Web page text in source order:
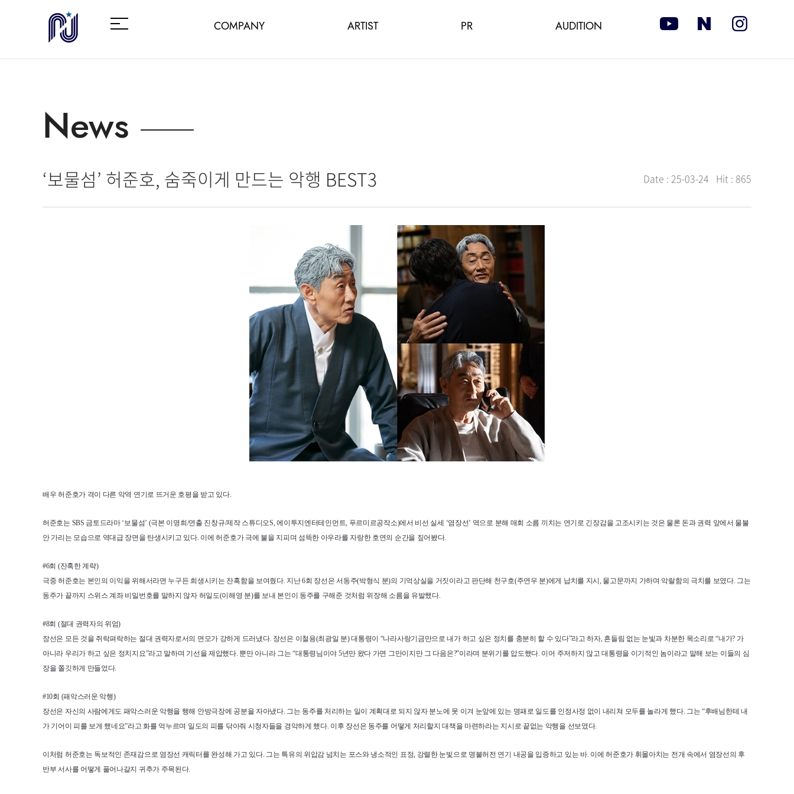
COMPANY ARTIST PR AUDITION
News
‘보물섬’ 허준호, 숨죽이게 만드는 악행 BEST3 Date : 25-03-24 Hit : 865
배우 허준호가 격이 다른 악역 연기로 뜨거운 호평을 받고 있다.
허준호는 SBS 금토드라마 ‘보물섬’ (극본 이명희/연출 진창규/제작 스튜디오S, 에이투지엔터테인먼트, 푸르미르공작소)에서 비선 실세 ‘염장선’ 역으로 분해 매회 소름 끼치는 연기로 긴장감을 고조시키는 것은 물론 돈과 권력 앞에서 물불
안 가리는 모습으로 역대급 장면을 탄생시키고 있다. 이에 허준호가 극에 불을 지피며 섬뜩한 아우라를 자랑한 호연의 순간을 짚어봤다.
#6회 (잔혹한 계략)
극중 허준호는 본인의 이익을 위해서라면 누구든 희생시키는 잔혹함을 보여줬다. 지난 6회 장선은 서동주(박형식 분)의 기억상실을 거짓이라고 판단해 천구호(주연우 분)에게 납치를 지시, 물고문까지 가하며 악랄함의 극치를 보였다. 그는
동주가 끝까지 스위스 계좌 비밀번호를 말하지 않자 허일도(이해영 분)를 보내 본인이 동주를 구해준 것처럼 위장해 소름을 유발했다.
#8회 (절대 권력자의 위엄)
장선은 모든 것을 쥐락펴락하는 절대 권력자로서의 면모가 강하게 드러냈다. 장선은 이철용(최광일 분) 대통령이 “나라사랑기금만으로 내가 하고 싶은 정치를 충분히 할 수 있다”라고 하자, 흔들림 없는 눈빛과 차분한 목소리로 “내가? 가
아니라 우리가 하고 싶은 정치지요”라고 말하며 기선을 제압했다. 뿐만 아니라 그는 “대통령님이야 5년만 왔다 가면 그만이지만 그 다음은?”이라며 분위기를 압도했다. 이어 주저하지 않고 대통령을 이기적인 놈이라고 말해 보는 이들의 심
장을 쫄깃하게 만들었다.
#10회 (패악스러운 악행)
장선은 자신의 사람에게도 패악스러운 악행을 행해 안방극장에 공분을 자아냈다. 그는 동주를 처리하는 일이 계획대로 되지 않자 분노에 못 이겨 눈앞에 있는 명패로 일도를 인정사정 없이 내리쳐 모두를 놀라게 했다. 그는 “후배님한테 내
가 기어이 피를 보게 했네요”라고 화를 억누르며 일도의 피를 닦아줘 시청자들을 경악하게 했다. 이후 장선은 동주를 어떻게 처리할지 대책을 마련하라는 지시로 끝없는 악행을 선보였다.
이처럼 허준호는 독보적인 존재감으로 염장선 캐릭터를 완성해 가고 있다. 그는 특유의 위압감 넘치는 포스와 냉소적인 표정, 강렬한 눈빛으로 명불허전 연기 내공을 입증하고 있는 바. 이에 허준호가 휘몰아치는 전개 속에서 염장선의 후
반부 서사를 어떻게 풀어나갈지 귀추가 주목된다.